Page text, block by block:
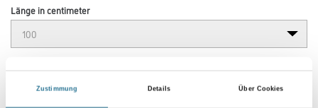
Zustimmung Details Über Cookies
Länge in centimeter